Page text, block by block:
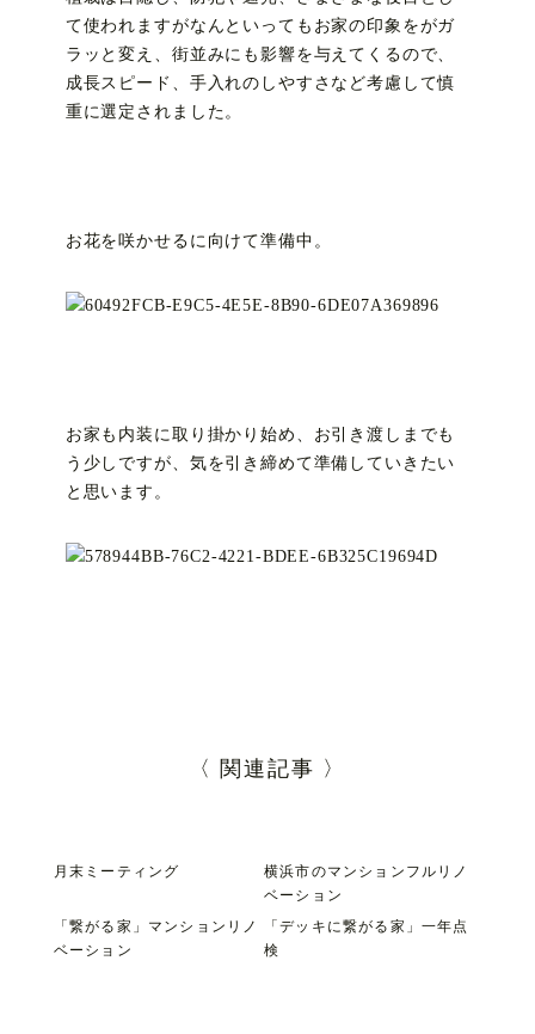
て使われますがなんといってもお家の印象をがガ
ラッと変え、街並みにも影響を与えてくるので、
成長スピード、手入れのしやすさなど考慮して慎
重に選定されました。
お花を咲かせるに向けて準備中。
お家も内装に取り掛かり始め、お引き渡しまでも
う少しですが、気を引き締めて準備していきたい
と思います。
〈 関連記事 〉
月末ミーティング
横浜市のマンションフルリノ
ベーション
「繋がる家」マンションリノ
ベーション
「デッキに繋がる家」一年点
検